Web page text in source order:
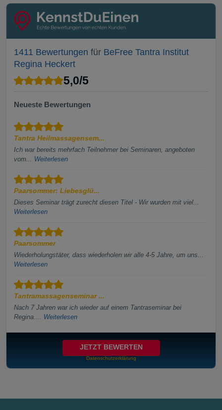
1411 Bewertungen für BeFree Tantra Institut
Regina Heckert
5,0/5
Neueste Bewertungen
Tantra Heilmassagensem...
Ich war bereits mehrfach Teilnehmer bei Seminaren, angeboten
vom... Weiterlesen
Paarsommer: Liebesglü...
Dieses Seminar trägt zurecht diesen Titel - Wir wurden mit viel...
Weiterlesen
Paarsommer
Wiederholungstäter, dass wiederholen wir alle 4-5 Jahre, um uns...
Weiterlesen
Tantramassagenseminar ...
Nach 7 Jahren war ich wieder auf einem Tantraseminar bei
Regina.... Weiterlesen
JETZT BEWERTEN
Datenschutzerklärung